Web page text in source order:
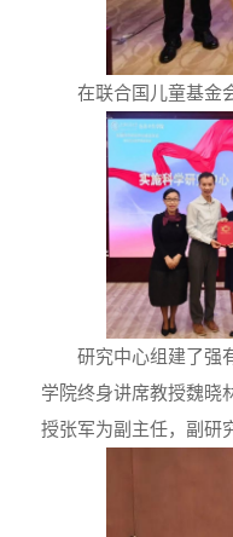
在联合国儿童基金
研究中心组建了强
学院终身讲席教授魏晓
授张军为副主任，副研